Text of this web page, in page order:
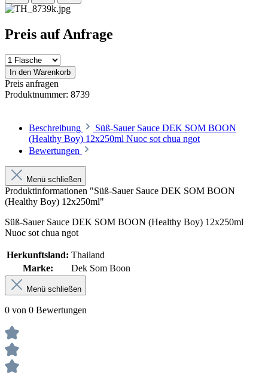
Preis auf Anfrage
In den Warenkorb
Preis anfragen
Produktnummer: 8739
Beschreibung
Süß-Sauer Sauce DEK SOM BOON
(Healthy Boy) 12x250ml Nuoc sot chua ngot
Bewertungen
Menü schließen
Produktinformationen "Süß-Sauer Sauce DEK SOM BOON
(Healthy Boy) 12x250ml"
Süß-Sauer Sauce DEK SOM BOON (Healthy Boy) 12x250ml
Nuoc sot chua ngot
Herkunftsland: Thailand
Marke:
Dek Som Boon
Menü schließen
0 von 0 Bewertungen